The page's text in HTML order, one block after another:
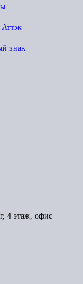
знак
4 этаж, офис